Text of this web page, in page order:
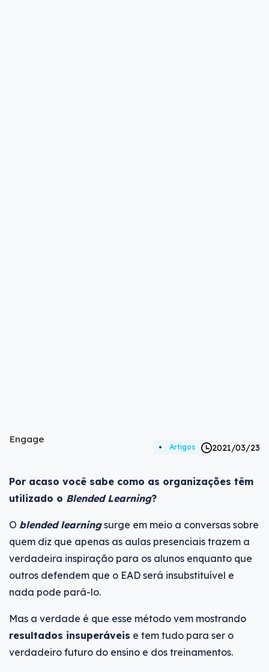
Engage
Artigos 2021/03/23
Por acaso você sabe como as organizações têm
utilizado o Blended Learning?
O blended learningsurge em meio a conversas sobre
quem diz que apenas as aulas presenciais trazem a
verdadeira inspiração para os alunos enquanto que
outros defendem que o EAD será insubstituível e
nada pode pará-lo.
Mas a verdade é que esse método vem mostrando
resultados insuperáveis e tem tudo para ser o
verdadeiro futuro do ensino e dos treinamentos.